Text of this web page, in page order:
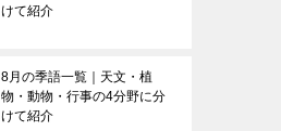
けて紹介
8月の季語一覧｜天文・植
物・動物・行事の4分野に分
けて紹介